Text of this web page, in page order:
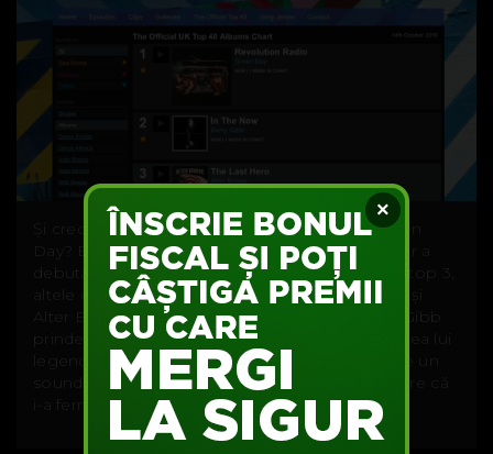
×
Și credeai că numai americanii îi iubesc pe Green
Day? Ei bine, nu. Și în Marea Britanie albumul lor a
debutat pe primul loc, cu alte două debuturi în top 3,
altele decât cele din State, respectiv Barry Gibb și
Alter Bridge pe locurile 2 și 3. Dacă de la Barry Gibb
prindem un aer ce ne duce cu gândul la povestea lui
legendară cu Bee Gees, îți las aici spre ascultare un
sound de rock classic de la Alter Bridge care pare că
i-a fermecat pe britanici: